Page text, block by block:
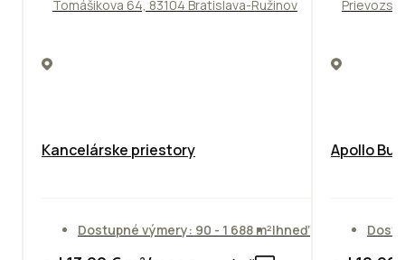
Tomášikova 64, 83104 Bratislava-Ružinov
Kancelárske priestory
Dostupné výmery: 90 - 1 688 m²Ihneď
Apollo